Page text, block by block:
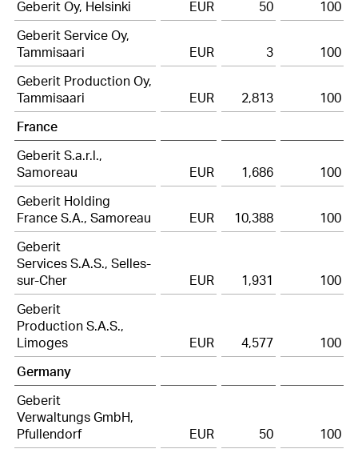
Geberit Oy, Helsinki EUR 50
100
Geberit Service Oy,
Tammisaari
EUR 3
100
Geberit Production Oy,
Tammisaari
EUR 2,813
100
France
Geberit S.a.r.l.,
Samoreau
EUR 1,686
100
Geberit Holding
France S.A., Samoreau
EUR 10,388
100
Geberit
Services S.A.S., Selles-
sur-Cher
EUR 1,931
100
Geberit
Production S.A.S.,
Limoges
EUR 4,577
100
Germany
Geberit
Verwaltungs GmbH,
Pfullendorf
EUR 50
100